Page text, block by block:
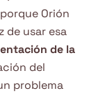
porque Orión
de usar esa
de la
del
problema